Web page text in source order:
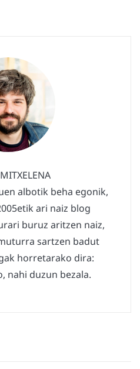
albotik beha egonik,
ari naiz blog
buruz aritzen naiz,
sartzen badut
horretarako dira:
nahi duzun bezala.